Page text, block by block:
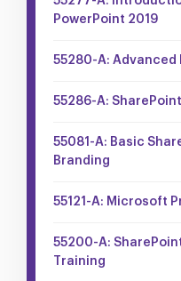
PowerPoint 2019
55280-A:
55286-A:
55081-A: Basic
Branding
55121-A: Microsoft
55200-A:
Training